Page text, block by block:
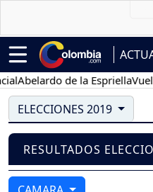
Abelardo de la Espriella
ELECCIONES 2019
RESULTADOS